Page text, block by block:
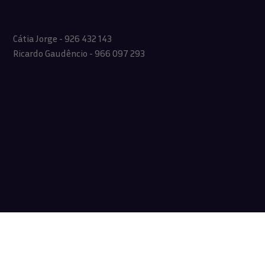
Cátia Jorge - 926 432 143
Ricardo Gaudêncio - 966 097 293